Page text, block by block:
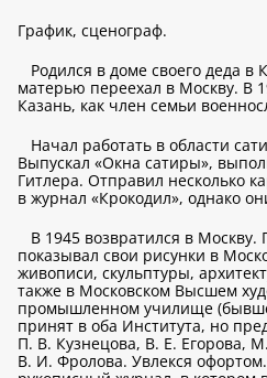
График, сценограф.
Родился в доме своего деда в
матерью переехал в Москву. В
Казань, как член семьи
Начал работать в области
Выпускал «Окна сатиры»,
Гитлера. Отправил несколько
в журнал «Крокодил», однако
В 1945 возвратился в Москву.
показывал свои рисунки в
живописи, скульптуры,
также в Московском Высшем
промышленном училище
принят в оба Института, но
П. В. Кузнецова, В. Е. Егорова,
В. И. Фролова. Увлекся